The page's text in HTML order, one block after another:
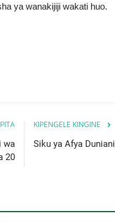
ya wanakijiji wakati huo.
wa
20
KIPENGELE KINGINE
Siku ya Afya Duniani